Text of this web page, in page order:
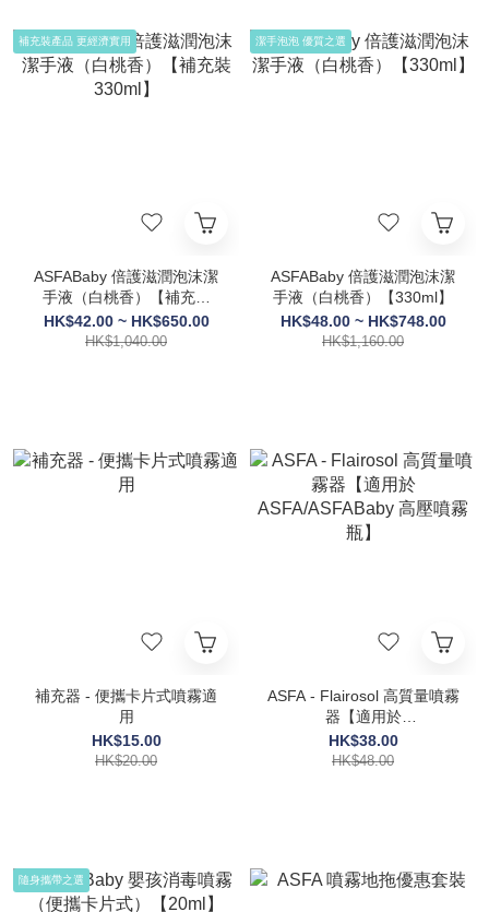
補充裝產品 更經濟實用
ASFABaby 倍護滋潤泡沫潔
手液（白桃香）【補充裝
330ml】
HK$42.00 ~ HK$650.00
HK$1,040.00
潔手泡泡 優質之選
ASFABaby 倍護滋潤泡沫潔
手液（白桃香）【330ml】
HK$48.00 ~ HK$748.00
HK$1,160.00
補充器 - 便攜卡片式噴霧適
用
HK$15.00
HK$20.00
ASFA - Flairosol 高質量噴霧
器【適用於
ASFA/ASFABaby 高壓噴霧
瓶】
HK$38.00
HK$48.00
隨身攜帶之選